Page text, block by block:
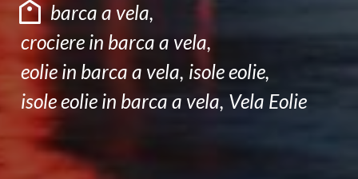
barca a vela,
crociere in barca a vela,
eolie in barca a vela, isole eolie,
isole eolie in barca a vela, Vela Eolie